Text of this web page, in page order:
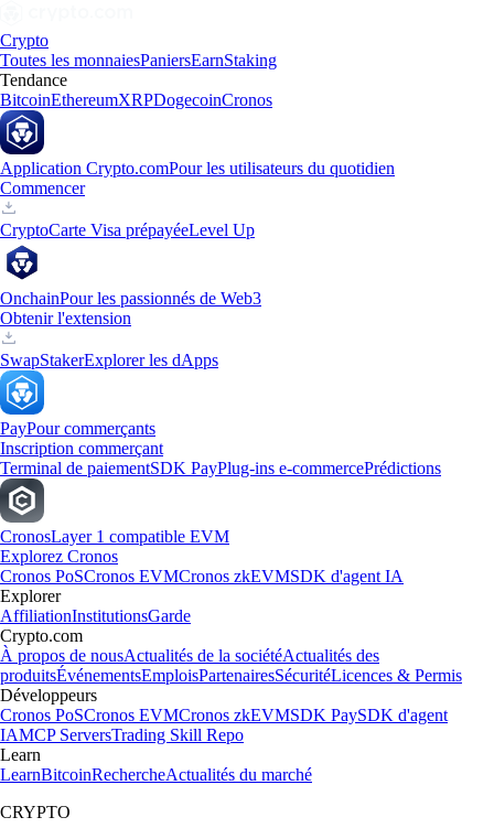
Crypto
Toutes les monnaiesPaniersEarnStaking
Tendance
BitcoinEthereumXRPDogecoinCronos
Application Crypto.comPour les utilisateurs du quotidien
Commencer
CryptoCarte Visa prépayéeLevel Up
OnchainPour les passionnés de Web3
Obtenir l'extension
SwapStakerExplorer les dApps
PayPour commerçants
Inscription commerçant
Terminal de paiementSDK PayPlug-ins e-commercePrédictions
CronosLayer 1 compatible EVM
Explorez Cronos
Cronos PoSCronos EVMCronos zkEVMSDK d'agent IA
Explorer
AffiliationInstitutionsGarde
Crypto.com
À propos de nousActualités de la sociétéActualités des
produitsÉvénementsEmploisPartenairesSécuritéLicences & Permis
Développeurs
Cronos PoSCronos EVMCronos zkEVMSDK PaySDK d'agent
IAMCP ServersTrading Skill Repo
Learn
LearnBitcoinRechercheActualités du marché
CRYPTO